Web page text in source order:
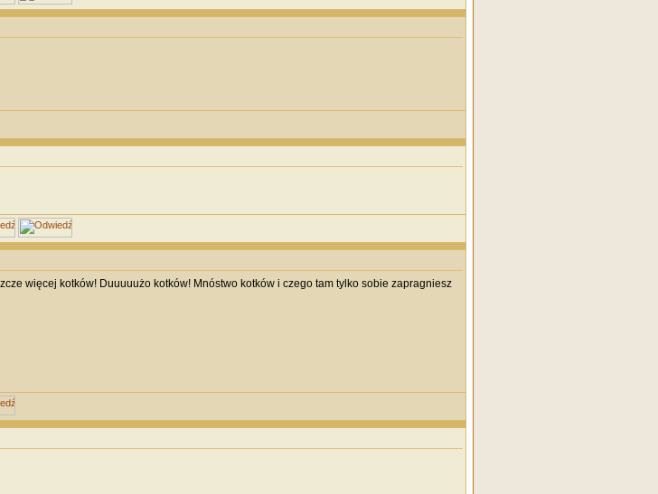
więcej kotków! Duuuuużo kotków! Mnóstwo kotków i czego tam tylko sobie zapragniesz